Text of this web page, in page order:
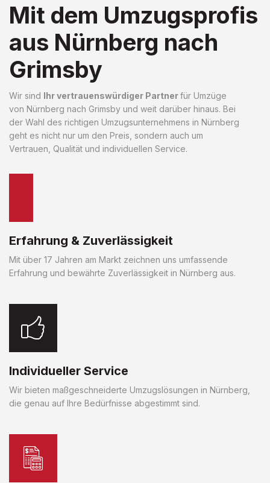
Mit dem Umzugsprofis
aus Nürnberg nach
Grimsby
Wir sind Ihr vertrauenswürdiger Partnerfür Umzüge
von Nürnberg nach Grimsby und weit darüber hinaus. Bei
der Wahl des richtigen Umzugsunternehmens in Nürnberg
geht es nicht nur um den Preis, sondern auch um
Vertrauen, Qualität und individuellen Service.
Erfahrung & Zuverlässigkeit
Mit über 17 Jahren am Markt zeichnen uns umfassende
Erfahrung und bewährte Zuverlässigkeit in Nürnberg aus.
Individueller Service
Wir bieten maßgeschneiderte Umzugslösungen in Nürnberg,
die genau auf Ihre Bedürfnisse abgestimmt sind.